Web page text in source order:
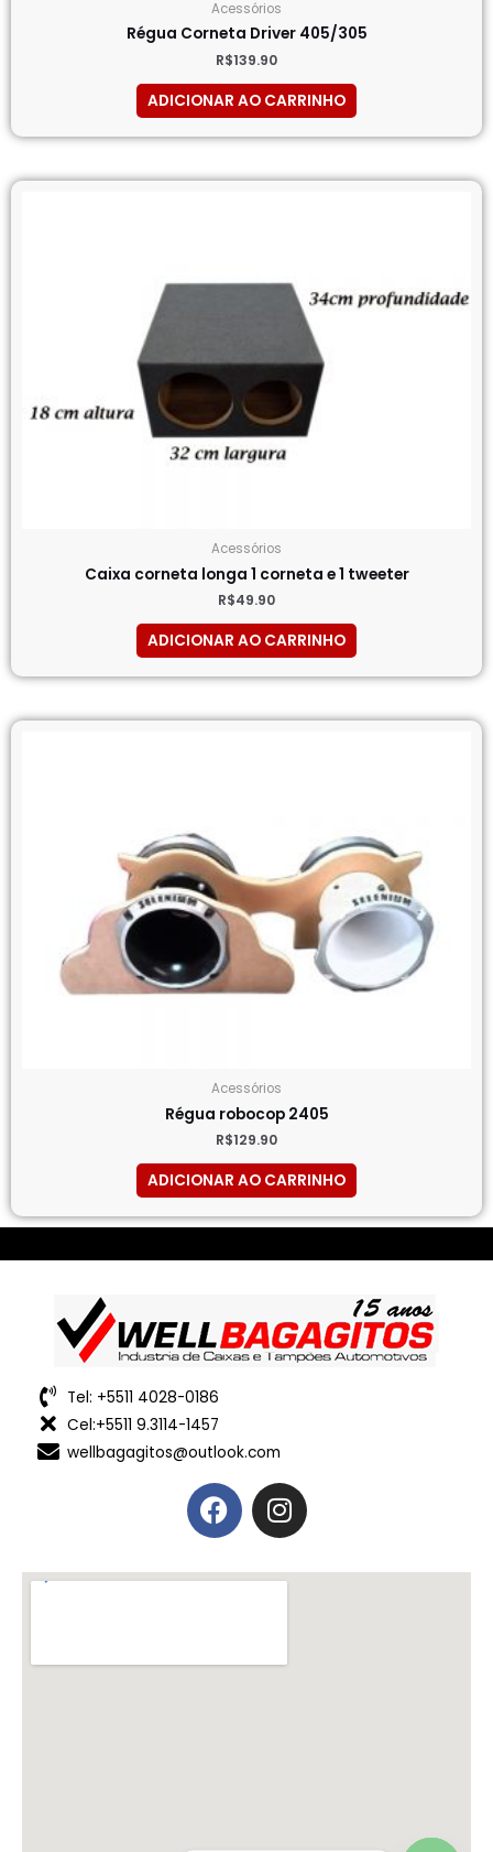
Acessórios
Régua Corneta Driver 405/305
R$139.90
ADICIONAR AO CARRINHO
Acessórios
Caixa corneta longa 1 corneta e 1 tweeter
R$49.90
ADICIONAR AO CARRINHO
Acessórios
Régua robocop 2405
R$129.90
ADICIONAR AO CARRINHO
Tel: +5511 4028-0186
Cel:+5511 9.3114-1457
wellbagagitos@outlook.com